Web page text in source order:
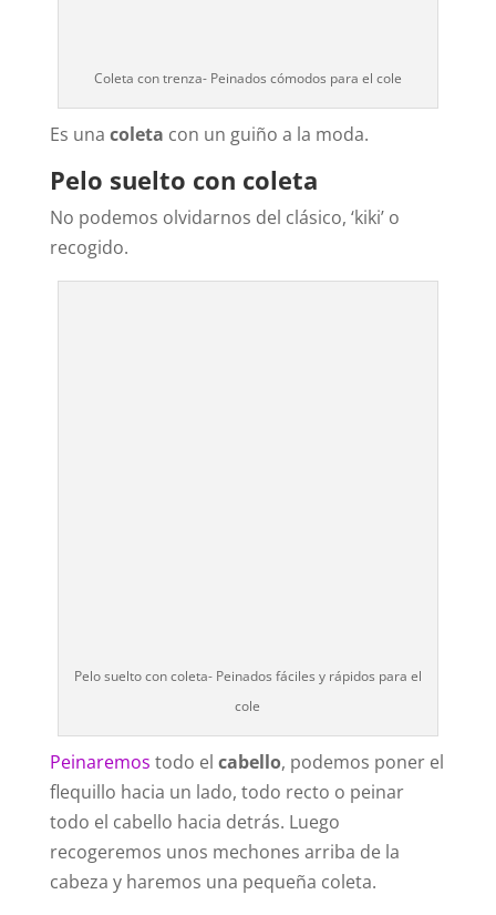
Coleta con trenza- Peinados cómodos para el cole
Es una coleta con un guiño a la moda.
Pelo suelto con coleta
No podemos olvidarnos del clásico, ‘kiki’ o
recogido.
Pelo suelto con coleta- Peinados fáciles y rápidos para el
cole
Peinaremos todo el cabello, podemos poner el
flequillo hacia un lado, todo recto o peinar
todo el cabello hacia detrás. Luego
recogeremos unos mechones arriba de la
cabeza y haremos una pequeña coleta.